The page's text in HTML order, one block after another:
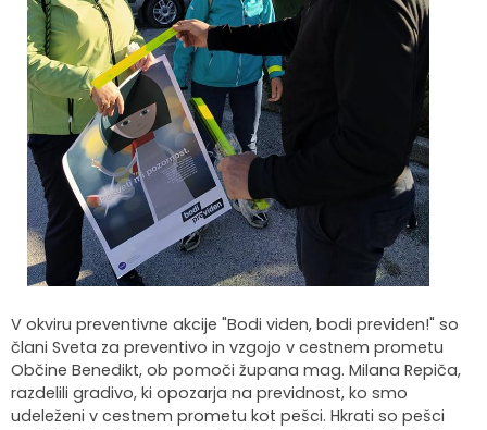
V okviru preventivne akcije "Bodi viden, bodi previden!" so
člani Sveta za preventivo in vzgojo v cestnem prometu
Občine Benedikt, ob pomoči župana mag. Milana Repiča,
razdelili gradivo, ki opozarja na previdnost, ko smo
udeleženi v cestnem prometu kot pešci. Hkrati so pešci
Organigram
Skupna občinska uprava Maribor
Pooblaščeni za odločanje
Integriteta in preprečevanje korupcije
Zaščita prijaviteljev
Katalog informacij javnega značaja
Občinski predpisi
Občinski časopis
Publikacije občine
Lokalne volitve
Spremembe in dopolnitve OPN1
Virtualna panorama
Video predstavitev
Kolesarske poti